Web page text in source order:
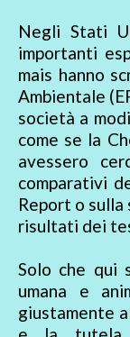
Negli Stati
importanti
mais hanno
Ambientale
società a
come se la
avessero
comparativi
Report o sulla
risultati dei
Solo che qui
umana e
giustamente